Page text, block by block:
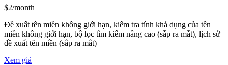
$2/month
Đề xuất tên miền không giới hạn, kiểm tra tính khả dụng của tên
miền không giới hạn, bộ lọc tìm kiếm nâng cao (sắp ra mắt), lịch sử
đề xuất tên miền (sắp ra mắt)
Xem giá